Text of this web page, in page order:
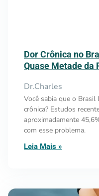
Dor Crônica no
Quase Metade da
Dr.Charles
Você sabia que o
crônica? Estudos
aproximadamente
com esse problema.
Leia Mais »